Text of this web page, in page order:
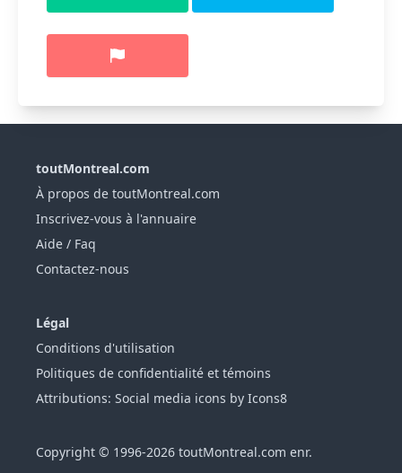
toutMontreal.com
À propos de toutMontreal.com
Inscrivez-vous à l'annuaire
Aide / Faq
Contactez-nous
Légal
Conditions d'utilisation
Politiques de confidentialité et témoins
Attributions: Social media icons by Icons8
Copyright © 1996-2026 toutMontreal.com enr.